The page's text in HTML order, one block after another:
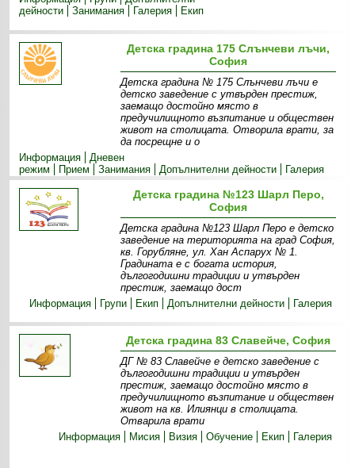
дейности
Занимания Галерия Екип
Детска градина 175 Слънчеви лъчи,
София
Детска градина № 175 Слънчеви лъчи e
детско заведение с утвърден престиж,
заемащо достойно място в
предучилищното възпитание и обществен
живот на столицата. Отворила врати, за
да посрещне и о
Информация
Дневен
режим
Прием Занимания Допълнителни дейности Галерия
Детска градина №123 Шарл Перо,
София
Детска градина №123 Шарл Перо е детско
заведение на територията на град София,
кв. Горубляне, ул. Хан Аспарух № 1.
Градината е с богата история,
дългогодишни традиции и утвърден
престиж, заемащо дост
Информация
Групи Екип Допълнителни дейности Галерия
Детска градина 83 Славейче, София
ДГ № 83 Славейче е детско заведение с
дългогодишни традиции и утвърден
престиж, заемащо достойно място в
предучилищното възпитание и обществен
живот на кв. Илиянци в столицата.
Отварила врати
Информация
Мисия Визия Обучение Екип Галерия